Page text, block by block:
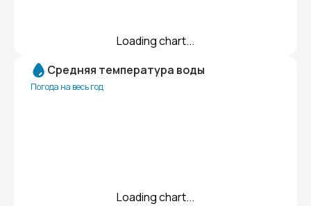
Loading chart...
Средняя температура воды
Погода на весь год
Loading chart...